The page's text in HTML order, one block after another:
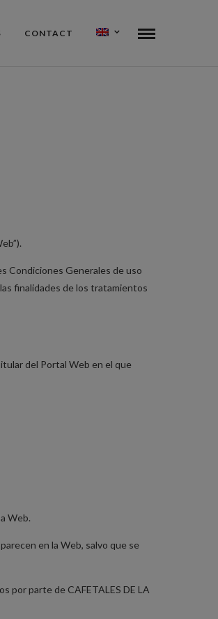
CONTACT
Condiciones Generales de uso
finalidades de los tratamientos
del Portal Web en el que
Web.
en la Web, salvo que se
por parte de CAFETALES DE LA